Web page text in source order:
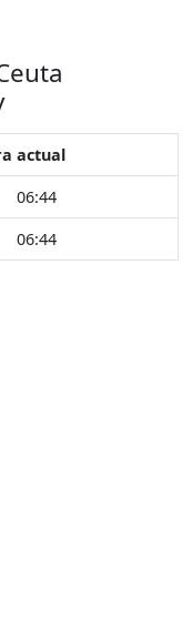
actual
06:44
06:44